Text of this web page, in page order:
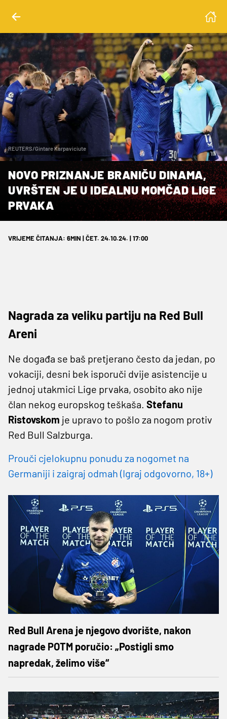
REUTERS/Gintare Karpaviciute
NOVO PRIZNANJE BRANIČU DINAMA,
UVRŠTEN JE U IDEALNU MOMČAD LIGE
PRVAKA
VRIJEME ČITANJA: 6MIN | ČET. 24.10.24. | 17:00
Nagrada za veliku partiju na Red Bull
Areni
Ne događa se baš pretjerano često da jedan, po
vokaciji, desni bek isporuči dvije asistencije u
jednoj utakmici Lige prvaka, osobito ako nije
član nekog europskog teškaša. Stefanu
Ristovskom je upravo to pošlo za nogom protiv
Red Bull Salzburga.
Prouči cjelokupnu ponudu za nogomet na
Germaniji i zaigraj odmah (Igraj odgovorno, 18+)
Red Bull Arena je njegovo dvorište, nakon
nagrade POTM poručio: „Postigli smo
napredak, želimo više“